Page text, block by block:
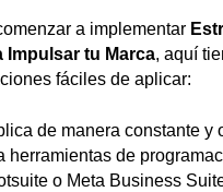
a implementar
Impulsar tu Marca, aquí
fáciles de aplicar:
de manera constante y
herramientas de
o Meta Business